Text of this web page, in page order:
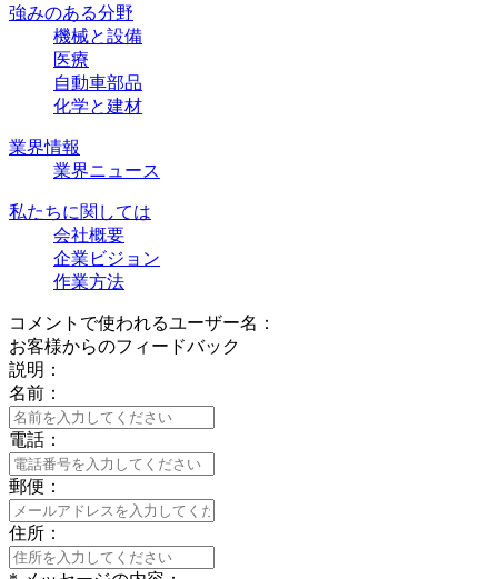
強みのある分野
機械と設備
医療
自動車部品
化学と建材
業界情報
業界ニュース
私たちに関しては
会社概要
企業ビジョン
作業方法
コメントで使われるユーザー名：
お客様からのフィードバック
説明：
名前：
電話：
郵便：
住所：